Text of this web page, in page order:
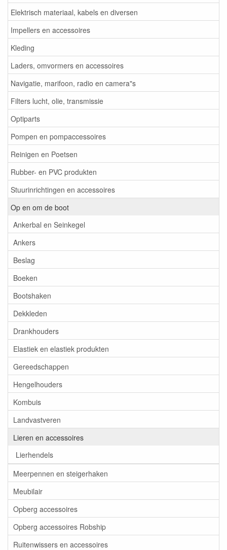
Elektrisch materiaal, kabels en diversen
Impellers en accessoires
Kleding
Laders, omvormers en accessoires
Navigatie, marifoon, radio en camera"s
Filters lucht, olie, transmissie
Optiparts
Pompen en pompaccessoires
Reinigen en Poetsen
Rubber- en PVC produkten
Stuurinrichtingen en accessoires
Op en om de boot
Ankerbal en Seinkegel
Ankers
Beslag
Boeken
Bootshaken
Dekkleden
Drankhouders
Elastiek en elastiek produkten
Gereedschappen
Hengelhouders
Kombuis
Landvastveren
Lieren en accessoires
Lierhendels
Meerpennen en steigerhaken
Meubilair
Opberg accessoires
Opberg accessoires Robship
Ruitenwissers en accessoires